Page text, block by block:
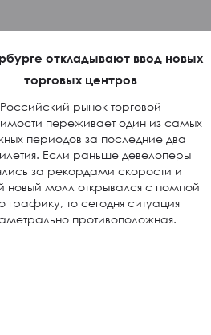
откладывают ввод новых
торговых центров
Российский рынок торговой
переживает один из самых
периодов за последние два
Если раньше девелоперы
за рекордами скорости и
новый молл открывался с помпой
графику, то сегодня ситуация
противоположная.